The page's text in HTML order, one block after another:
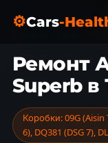
⚙Cars-
Ремонт
Superb в
Коробки: 09G (Aisin
6), DQ381 (DSG 7),